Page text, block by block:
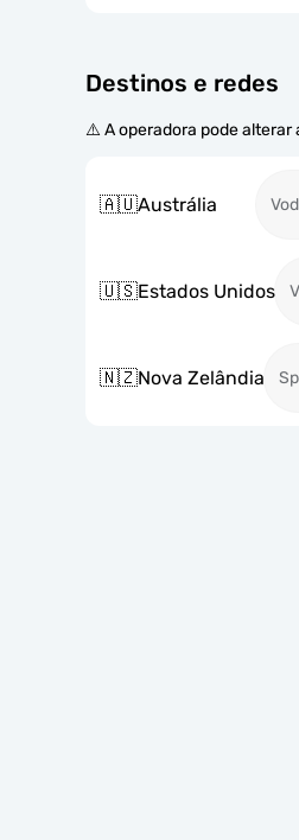
Destinos e redes
⚠️ A operadora pode alterar
🇦🇺Austrália
🇺🇸Estados Unidos
🇳🇿Nova Zelândia